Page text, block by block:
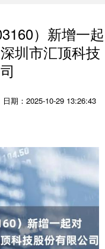
）新增一起
圳市汇顶科技
日期：2025-10-29 13:26:43